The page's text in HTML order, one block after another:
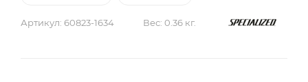
Артикул: 60823-1634 Вес: 0.36 кг.